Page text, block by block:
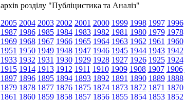
архів розділу "Публіцистика та Аналіз"
2005 2004 2003 2002 2001 2000 1999 1998 1997 1996
1987 1986 1985 1984 1983 1982 1981 1980 1979 1978
1969 1968 1967 1966 1965 1964 1963 1962 1961 1960
1951 1950 1949 1948 1947 1946 1945 1944 1943 1942
1933 1932 1931 1930 1929 1928 1927 1926 1925 1924
1915 1914 1913 1912 1911 1910 1909 1908 1907 1906
1897 1896 1895 1894 1893 1892 1891 1890 1889 1888
1879 1878 1877 1876 1875 1874 1873 1872 1871 1870
1861 1860 1859 1858 1857 1856 1855 1854 1853 1852